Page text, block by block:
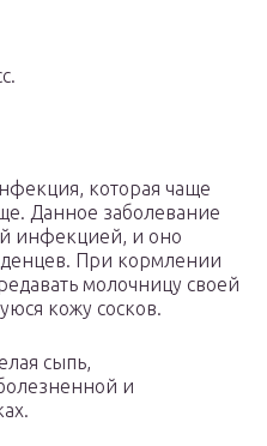
которая чаще
Данное заболевание
инфекцией, и оно
При кормлении
молочницу своей
кожу сосков.
сыпь,
и